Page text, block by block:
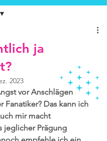
ja
2023
vor Anschlägen
Fanatiker? Das kann ich
mir macht
jeglicher Prägung